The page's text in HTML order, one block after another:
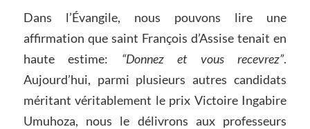
Dans l’Évangile, nous pouvons lire une
affirmation que saint François d’Assise tenait en
haute estime: “Donnez et vous recevrez”.
Aujourd’hui, parmi plusieurs autres candidats
méritant véritablement le prix Victoire Ingabire
Umuhoza, nous le délivrons aux professeurs